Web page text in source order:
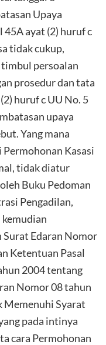
Upaya
45A ayat (2) huruf c
tidak cukup,
persoalan
prosedur dan tata
huruf c UU No. 5
upaya
Yang mana
Kasasi
tidak diatur
Buku Pedoman
Pengadilan,
Surat Edaran Nomor
Ketentuan Pasal
2004 tentang
Nomor 08 tahun
Memenuhi Syarat
pada intinya
cara Permohonan